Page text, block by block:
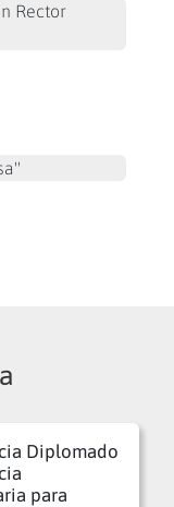
Rector
Diplomado
para